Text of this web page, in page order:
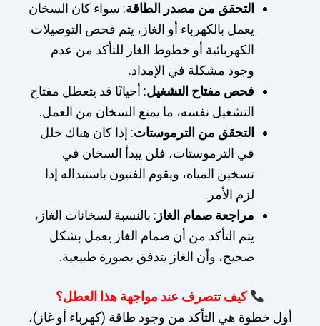
التحقق من مصدر الطاقة: سواء كان السخان
يعمل بالكهرباء أو الغاز، يتم فحص التوصيلات
الكهربائية أو خطوط الغاز للتأكد من عدم
وجود مشكلة في الإمداد.
فحص مفتاح التشغيل: أحيانًا قد يتعطل مفتاح
التشغيل نفسه، ما يمنع السخان من العمل.
التحقق من الترموستات: إذا كان هناك خلل
في الترموستات، فلن يبدأ السخان في
تسخين المياه، ويقوم الفنيون باستبداله إذا
لزم الأمر.
مراجعة صمام الغاز : بالنسبة لسخانات الغاز،
يتم التأكد من أن صمام الغاز يعمل بشكل
صحيح، وأن الغاز يتدفق بصورة طبيعية.
كيف تتصرف عند مواجهة هذا العطل؟
أول خطوة هي التأكد من وجود طاقة (كهرباء أو غاز)،